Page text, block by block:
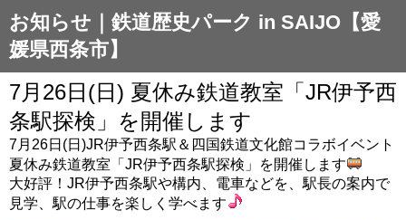
お知らせ｜鉄道歴史パーク in SAIJO【愛
媛県西条市】
7月26日(日) 夏休み鉄道教室「JR伊予西
条駅探検」を開催します
7月26日(日)JR伊予西条駅＆四国鉄道文化館コラボイベント
夏休み鉄道教室「JR伊予西条駅探検」を開催します
大好評！JR伊予西条駅や構内、電車などを、駅長の案内で
見学、駅の仕事を楽しく学べます